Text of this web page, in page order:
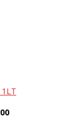
1LT